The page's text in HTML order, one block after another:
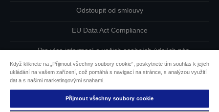
Odstoupit od smlouvy
EU Data Act Compliance
Pro více informací o vašich osobních údajích nás
Informace o souborech cookie
Závazek usnadnění přístupu společnosti Epson
Když kliknete na „Přijmout všechny soubory cookie“, poskytnete tím souhlas k jejich
ukládání na vašem zařízení, což pomáhá s navigací na stránce, s analýzou využití
dat a s našimi marketingovými snahami.
Přijmout všechny soubory cookie